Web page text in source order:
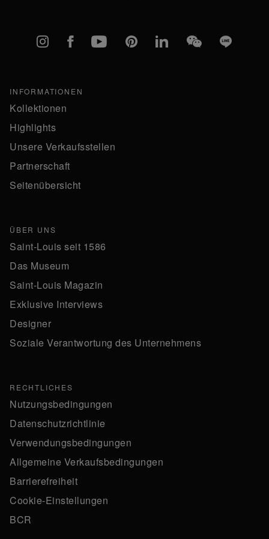
Instagram
FacebookYouTubePinterestlinkedInWeChatLine
INFORMATIONEN
Kollektionen
Highlights
Unsere Verkaufsstellen
Partnerschaft
Seitenübersicht
ÜBER UNS
Saint-Louis seit 1586
Das Museum
Saint-Louis Magazin
Exklusive Interviews
Designer
Soziale Verantwortung des Unternehmens
RECHTLICHES
Nutzungsbedingungen
Datenschutzrichtlinie
Verwendungsbedingungen
Allgemeine Verkaufsbedingungen
Barrierefreiheit
Cookie-Einstellungen
BCR